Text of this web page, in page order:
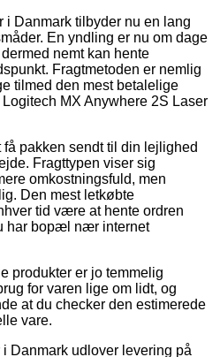
i Danmark tilbyder nu en lang
En yndling er nu om dage
nemt kan hente
Fragtmetoden er nemlig
tilmed den mest betalelige
MX Anywhere 2S Laser
pakken sendt til din lejlighed
Fragttypen viser sig
omkostningsfuld, men
Den mest letkøbte
tid være at hente ordren
har bopæl nær internet
produkter er jo temmelig
for varen lige om lidt, og
at du checker den estimerede
vare.
Danmark udlover levering på